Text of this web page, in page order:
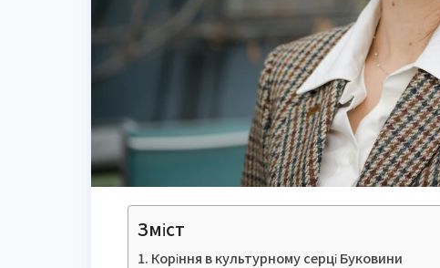
Зміст
Коріння в культурному серці Буковини